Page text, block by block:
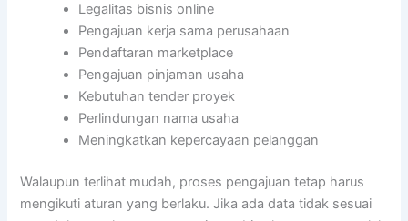
Legalitas bisnis online
Pengajuan kerja sama perusahaan
Pendaftaran marketplace
Pengajuan pinjaman usaha
Kebutuhan tender proyek
Perlindungan nama usaha
Meningkatkan kepercayaan pelanggan
Walaupun terlihat mudah, proses pengajuan tetap harus
mengikuti aturan yang berlaku. Jika ada data tidak sesuai